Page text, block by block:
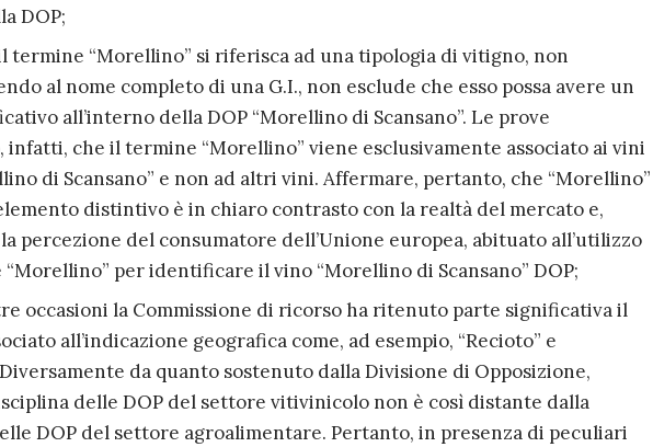
DOP;
termine “Morellino” si riferisca ad una tipologia di vitigno, non
al nome completo di una G.I., non esclude che esso possa avere un
all’interno della DOP “Morellino di Scansano”. Le prove
infatti, che il termine “Morellino” viene esclusivamente associato ai vini
di Scansano” e non ad altri vini. Affermare, pertanto, che “Morellino”
distintivo è in chiaro contrasto con la realtà del mercato e,
percezione del consumatore dell’Unione europea, abituato all’utilizzo
per identificare il vino “Morellino di Scansano” DOP;
occasioni la Commissione di ricorso ha ritenuto parte significativa il
all’indicazione geografica come, ad esempio, “Recioto” e
Diversamente da quanto sostenuto dalla Divisione di Opposizione,
delle DOP del settore vitivinicolo non è così distante dalla
DOP del settore agroalimentare. Pertanto, in presenza di peculiari